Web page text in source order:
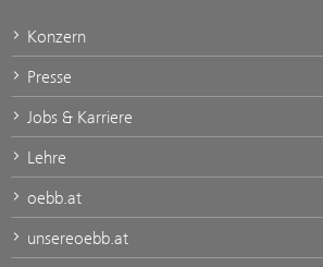
Konzern
Presse
Jobs & Karriere
Lehre
oebb.at
unsereoebb.at